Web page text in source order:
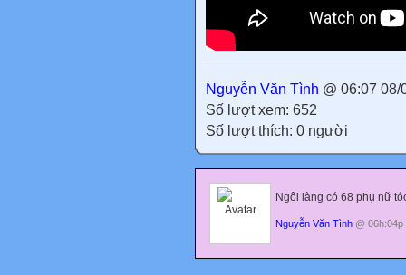
Nguyễn Văn Tình @ 06:07 08/
Số lượt xem: 652
Số lượt thích: 0 người
Ngôi làng có 68 phụ nữ
Nguyễn Văn Tình @ 06h:04p